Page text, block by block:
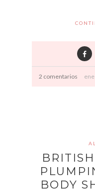
2 comentarios ene
BODY